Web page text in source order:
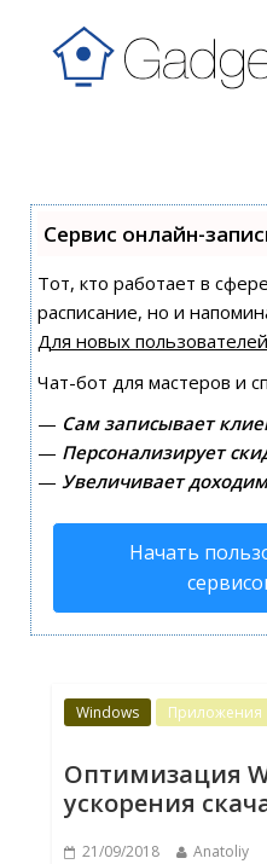
Сервис онлайн-
Тот, кто работает в
расписание, но и
Для новых пользователей
Чат-бот для мастеров и
— Сам записывает
— Персонализирует
— Увеличивает
Начать
Windows Приложения
Оптимизация
ускорения
21/09/2018 Anatoliy